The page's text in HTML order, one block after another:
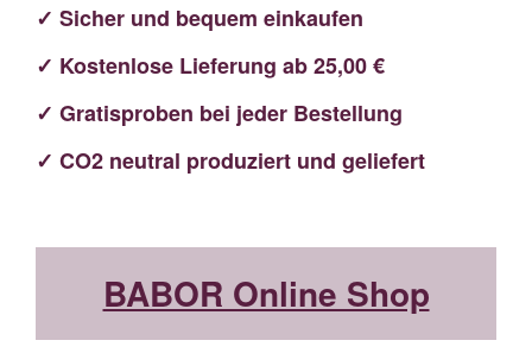
✓ Sicher und bequem einkaufen
✓ Kostenlose Lieferung ab 25,00 €
✓ Gratisproben bei jeder Bestellung
✓ CO2 neutral produziert und geliefert
BABOR Online Shop